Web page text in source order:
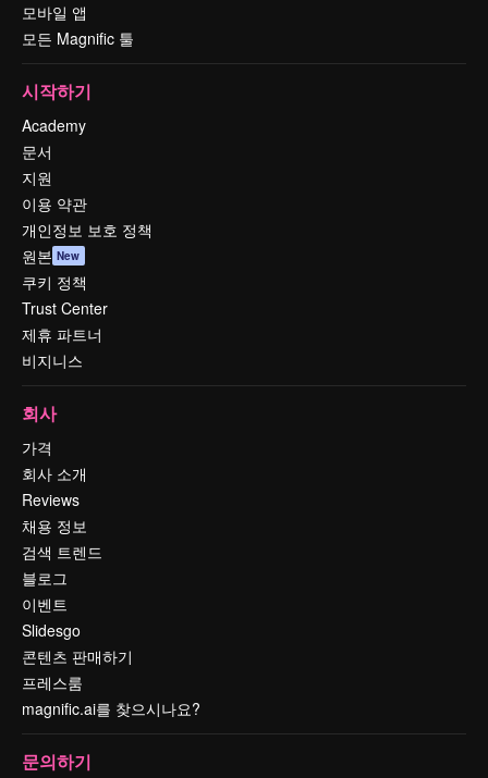
모바일 앱
모든 Magnific 툴
시작하기
Academy
문서
지원
이용 약관
개인정보 보호 정책
원본 New
쿠키 정책
Trust Center
제휴 파트너
비지니스
회사
가격
회사 소개
Reviews
채용 정보
검색 트렌드
블로그
이벤트
Slidesgo
콘텐츠 판매하기
프레스룸
magnific.ai를 찾으시나요?
문의하기